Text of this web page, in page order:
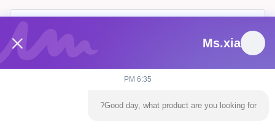
Ms.xia
6:35 PM
Good day, what product are you looking for?